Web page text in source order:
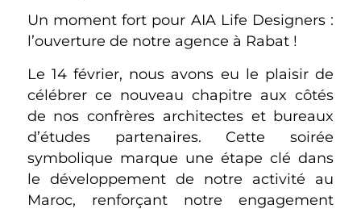
Un moment fort pour AIA Life Designers :
l’ouverture de notre agence à Rabat !
Le 14 février, nous avons eu le plaisir de
célébrer ce nouveau chapitre aux côtés
de nos confrères architectes et bureaux
d’études partenaires. Cette soirée
symbolique marque une étape clé dans
le développement de notre activité au
Maroc, renforçant notre engagement